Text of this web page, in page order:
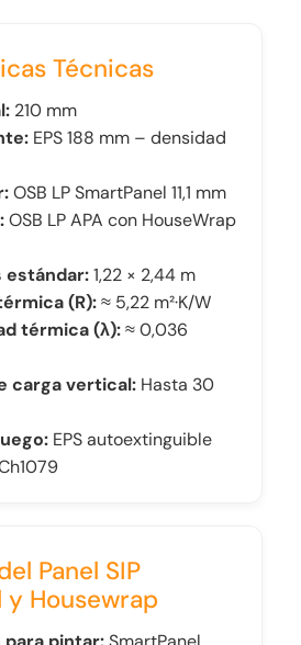
Técnicas
210 mm
EPS 188 mm – densidad
OSB LP SmartPanel 11,1 mm
OSB LP APA con HouseWrap
estándar:1,22 × 2,44 m
(R):≈ 5,22 m²·K/W
térmica (λ):≈ 0,036
carga vertical: Hasta 30
EPS autoextinguible
Panel SIP
Housewrap